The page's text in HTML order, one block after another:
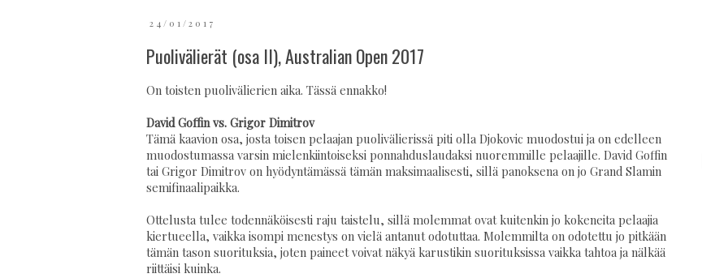
24/01/2017
Puolivälierät (osa II), Australian Open 2017
On toisten puolivälierien aika. Tässä ennakko!
David Goffin vs. Grigor Dimitrov
Tämä kaavion osa, josta toisen pelaajan puolivälierissä piti olla Djokovic muodostui ja on edelleen
muodostumassa varsin mielenkiintoiseksi ponnahduslaudaksi nuoremmille pelaajille. David Goffin
tai Grigor Dimitrov on hyödyntämässä tämän maksimaalisesti, sillä panoksena on jo Grand Slamin
semifinaalipaikka.
Ottelusta tulee todennäköisesti raju taistelu, sillä molemmat ovat kuitenkin jo kokeneita pelaajia
kiertueella, vaikka isompi menestys on vielä antanut odotuttaa. Molemmilta on odotettu jo pitkään
tämän tason suorituksia, joten paineet voivat näkyä karustikin suorituksissa vaikka tahtoa ja nälkää
riittäisi kuinka.